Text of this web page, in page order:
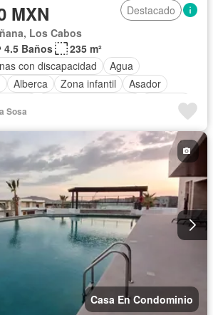
MXN
Destacado
Los Cabos
4.5 Baños
235 m²
con discapacidad
Agua
Alberca Zona infantil
Asador
Cisterna
Electricidad
Recámara con closet
Terraza
Vista panorámica
Sosa
Casa En Condominio